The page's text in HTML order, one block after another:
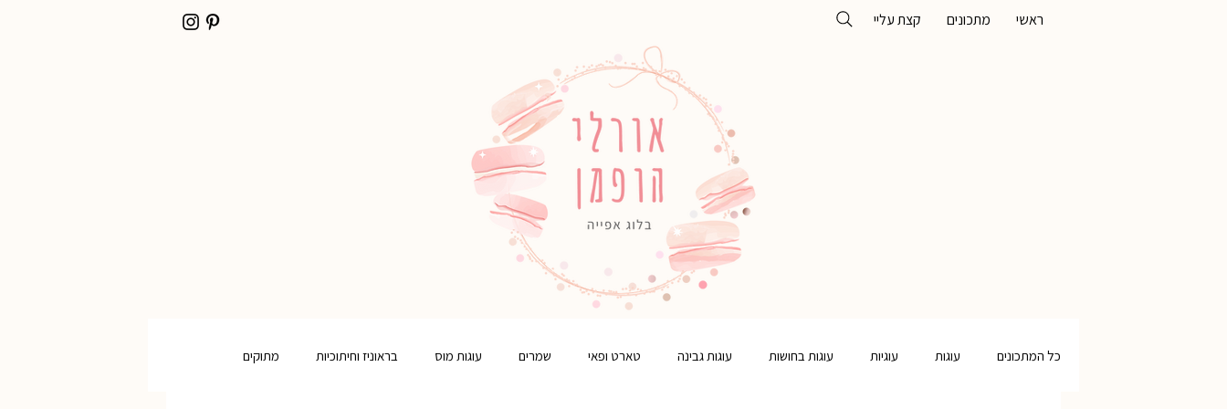
ראשי מתכונים קצת עליי
כל המתכונים עוגות עוגיות עוגות בחושות עוגות גבינה טארט ופאי שמרים עוגות מוס בראוניז וחיתוכיות מתוקים